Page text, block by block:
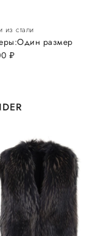
из стали
руб.
Один размер